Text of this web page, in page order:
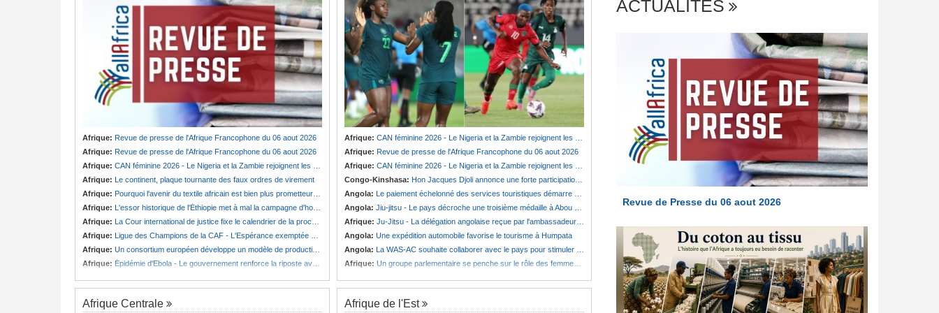
Afrique: Revue de presse de l'Afrique Francophone du 06 aout 2026
Afrique: Revue de presse de l'Afrique Francophone du 06 aout 2026
Afrique: CAN féminine 2026 - Le Nigeria et la Zambie rejoignent les quarts de finale
Afrique: Le continent, plaque tournante des faux ordres de virement
Afrique: Pourquoi l'avenir du textile africain est bien plus prometteur que ne le laissent penser les chiffres
Afrique: L'essor historique de l'Éthiopie met à mal la campagne d'hostilité menée par Le Caire
Afrique: La Cour international de justice fixe le calendrier de la procédure engagée par la RDC contre le Rwanda
Afrique: Ligue des Champions de la CAF - L'Espérance exemptée au premier tour, le Club Africain hérite du Djoliba AC
Afrique: Un consortium européen développe un modèle de production novateur pour les ingrédients pharmaceutiques actifs, une opportunité pour le pays
Afrique: Épidémie d'Ebola - Le gouvernement renforce la riposte avec l'appui de l'OMS et d'Africa CDC
Afrique: CAN féminine 2026 - Le Nigeria et la Zambie rejoignent les quarts de finale
Afrique: Revue de presse de l'Afrique Francophone du 06 aout 2026
Afrique: CAN féminine 2026 - Le Nigeria et la Zambie rejoignent les quarts de finale
Congo-Kinshasa: Hon Jacques Djoli annonce une forte participation du pays à la Conférence des présidents de parlements à Midrand
Angola: Le paiement échelonné des services touristiques démarre ce jeudi
Angola: Jiu-jitsu - Le pays décroche une troisième médaille à Abou Dabi
Afrique: Ju-Jitsu - La délégation angolaise reçue par l'ambassadeur d'Angola aux Émirats arabes unis
Angola: Une expédition automobile favorise le tourisme à Humpata
Angola: La WAS-AC souhaite collaborer avec le pays pour stimuler l'aquaculture
Afrique: Un groupe parlementaire se penche sur le rôle des femmes dans l'interaction avec les communautés
Afrique Centrale Afrique de l'Est
ACTUALITÉS
Revue de Presse du 06 aout 2026